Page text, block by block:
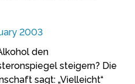
2003
den
steigern? Die
sagt: „Vielleicht“